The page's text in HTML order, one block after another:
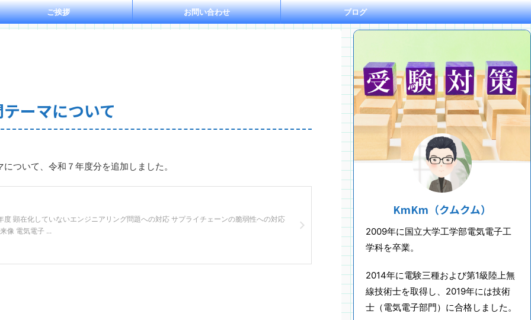
ご挨拶 お問い合わせ ブログ
ーマについて
ついて、令和７年度分を追加しました。
度 顕在化していないエンジニアリング問題への対応 サプライチェーンの脆弱性への対応
像 電気電子 ...
KmKm（クムクム）
2009年に国立大学工学部電気電子工
学科を卒業。
2014年に電験三種および第1級陸上無
線技術士を取得し、2019年には技術
士（電気電子部門）に合格しました。